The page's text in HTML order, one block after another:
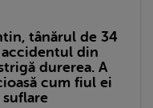
tânărul de 34
din
durerea. A
cum fiul ei